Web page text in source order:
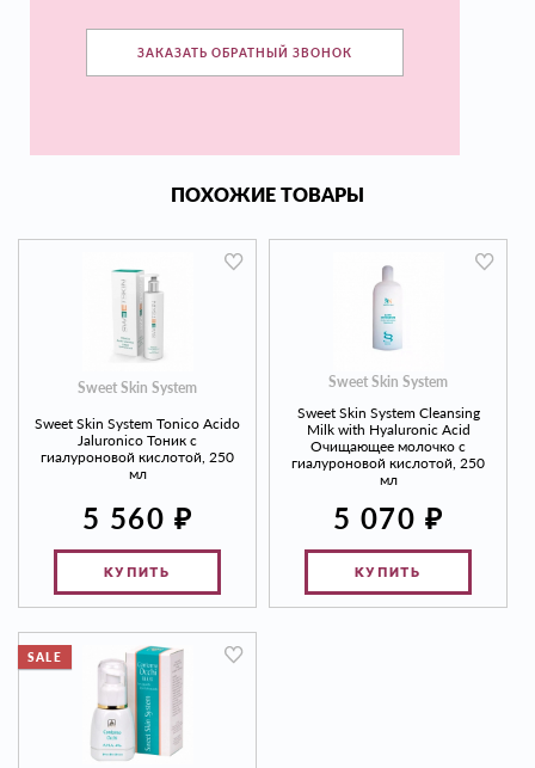
ЗАКАЗАТЬ ОБРАТНЫЙ ЗВОНОК
ПОХОЖИЕ ТОВАРЫ
Sweet Skin System
Sweet Skin System Tonico Acido
Jaluronico Тоник с
гиалуроновой кислотой, 250
мл
5 560 ₽
КУПИТЬ
Sweet Skin System
Sweet Skin System Cleansing
Milk with Hyaluronic Acid
Очищающее молочко с
гиалуроновой кислотой, 250
мл
5 070 ₽
КУПИТЬ
SALE